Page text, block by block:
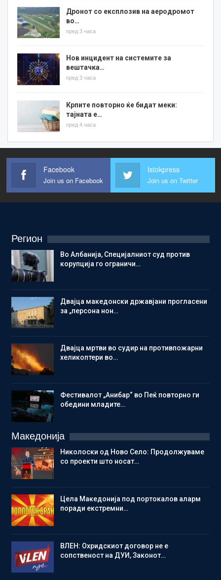
Дронот со експлозив на аеродромот
во…
пред 3 часа
Нов инцидент на системите за
вештачка…
пред 3 часа
Крпите повторно ќе бидат меки:
тајната е…
пред 4 часа
Facebook
Join us on Facebook
Istokpress
Join us on Twitter
Регион
Во Албанија, Специјалниот суд против
корупција го ограничи…
Двајца македонски државјани прогласени
за „персона нон…
Двајца мртви во судир на противпожарни
хеликоптери во…
Фестивалот „Анибар“ во Пеќ повторно ги
обедини младите…
Македонија
Николоски од Ново Село: Продолжуваме
со проекти што носат…
Цела Македонија под портокалов аларм
поради екстремни…
ВЛЕН: Охридскиот договор не е
сопственост на ДУИ, Законот…